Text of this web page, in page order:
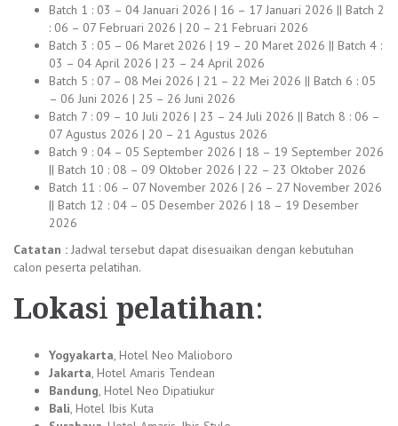
Batch 1 : 03 – 04 Januari 2026 | 16 – 17 Januari 2026 || Batch 2
: 06 – 07 Februari 2026 | 20 – 21 Februari 2026
Batch 3 : 05 – 06 Maret 2026 | 19 – 20 Maret 2026 || Batch 4 :
03 – 04 April 2026 | 23 – 24 April 2026
Batch 5 : 07 – 08 Mei 2026 | 21 – 22 Mei 2026 || Batch 6 : 05
– 06 Juni 2026 | 25 – 26 Juni 2026
Batch 7 : 09 – 10 Juli 2026 | 23 – 24 Juli 2026 || Batch 8 : 06 –
07 Agustus 2026 | 20 – 21 Agustus 2026
Batch 9 : 04 – 05 September 2026 | 18 – 19 September 2026
|| Batch 10 : 08 – 09 Oktober 2026 | 22 – 23 Oktober 2026
Batch 11 : 06 – 07 November 2026 | 26 – 27 November 2026
|| Batch 12 : 04 – 05 Desember 2026 | 18 – 19 Desember
2026
Catatan : Jadwal tersebut dapat disesuaikan dengan kebutuhan
calon peserta pelatihan.
Lokasi pelatihan:
Yogyakarta, Hotel Neo Malioboro
Jakarta, Hotel Amaris Tendean
Bandung, Hotel Neo Dipatiukur
Bali, Hotel Ibis Kuta